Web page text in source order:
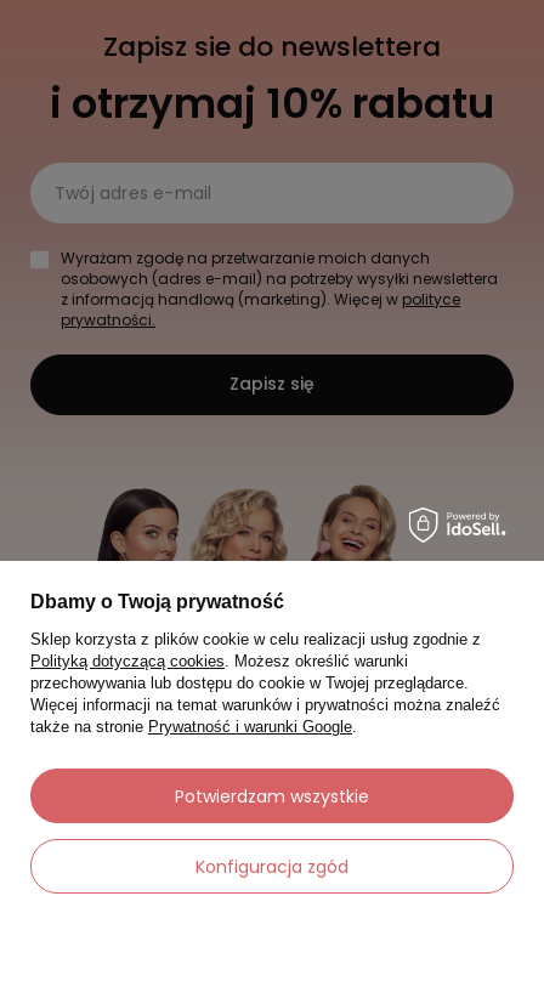
Zapisz sie do newslettera
i otrzymaj 10% rabatu
Twój adres e-mail
Wyrażam zgodę na przetwarzanie moich danych
osobowych (adres e-mail) na potrzeby wysyłki newslettera
z informacją handlową (marketing). Więcej w polityce
prywatności.
Zapisz się
Moje zamówienia
Status zamówienia
Dbamy o Twoją prywatność
Sklep korzysta z plików cookie w celu realizacji usług zgodnie z
Polityką dotyczącą cookies. Możesz określić warunki
przechowywania lub dostępu do cookie w Twojej przeglądarce.
Więcej informacji na temat warunków i prywatności można znaleźć
także na stronie Prywatność i warunki Google.
Konfiguracja zgód
Potwierdzam wszystkie